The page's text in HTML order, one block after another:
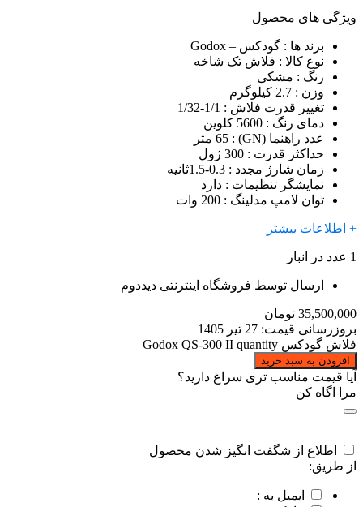
ویژگی های محصول
برند ها : گودکس – Godox
نوع کالا : فلاش‌ تک شاخه
رنگ : مشکی
وزن : 2.7 کیلوگرم
تغییر قدرت فلاش : 1/1-1/32
دمای رنگ : 5600 کلوین
عدد راهنما (GN)
: 65 متر
حداکثر قدرت : 300 ژول
زمان شارژ مجدد : 0.3-1.5ثانیه
نمایشگر تنظیمات : دارد
توان لامپ مدلینگ : 200 وات
+ اطلاعات بیشتر
1 عدد در انبار
ارسال توسط فروشگاه اینترنتی دیددوم
35,500,000 تومان
بروزرسانی قیمت: 27 تیر 1405
فلاش گودکس Godox QS-300 II quantity
افزودن به سبد خرید
آیا قیمت مناسب تری سراغ دارید؟
مرا اگاه کن
اطلاع از شگفت انگیز شدن محصول
از طریق:
ایمیل به :